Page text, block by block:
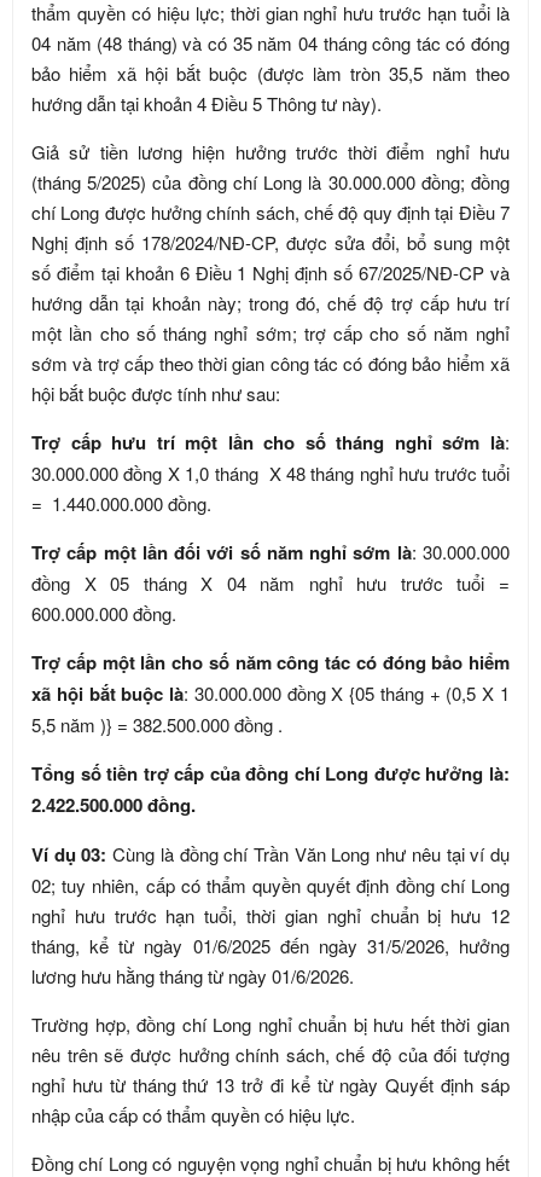
thẩm quyền có hiệu lực; thời gian nghỉ hưu trước hạn tuổi là
04 năm (48 tháng) và có 35 năm 04 tháng công tác có đóng
bảo hiểm xã hội bắt buộc (được làm tròn 35,5 năm theo
hướng dẫn tại khoản 4 Điều 5 Thông tư này).
Giả sử tiền lương hiện hưởng trước thời điểm nghỉ hưu
(tháng 5/2025) của đồng chí Long là 30.000.000 đồng; đồng
chí Long được hưởng chính sách, chế độ quy định tại Điều 7
Nghị định số 178/2024/NĐ-CP, được sửa đổi, bổ sung một
số điểm tại khoản 6 Điều 1 Nghị định số 67/2025/NĐ-CP và
hướng dẫn tại khoản này; trong đó, chế độ trợ cấp hưu trí
một lần cho số tháng nghỉ sớm; trợ cấp cho số năm nghỉ
sớm và trợ cấp theo thời gian công tác có đóng bảo hiểm xã
hội bắt buộc được tính như sau:
Trợ cấp hưu trí một lần cho số tháng nghỉ sớm là:
30.000.000 đồng X 1,0 tháng X 48 tháng nghỉ hưu trước tuổi
= 1.440.000.000 đồng.
Trợ cấp một lần đối với số năm nghỉ sớm là: 30.000.000
đồng X 05 tháng X 04 năm nghỉ hưu trước tuổi =
600.000.000 đồng.
Trợ cấp một lần cho số năm công tác có đóng bảo hiểm
xã hội bắt buộc là: 30.000.000 đồng X {05 tháng + (0,5 X 1
5,5 năm )} = 382.500.000 đồng .
Tổng số tiền trợ cấp của đồng chí Long được hưởng là:
2.422.500.000 đồng.
Ví dụ 03: Cùng là đồng chí Trần Văn Long như nêu tại ví dụ
02; tuy nhiên, cấp có thẩm quyền quyết định đồng chí Long
nghỉ hưu trước hạn tuổi, thời gian nghỉ chuẩn bị hưu 12
tháng, kể từ ngày 01/6/2025 đến ngày 31/5/2026, hưởng
lương hưu hằng tháng từ ngày 01/6/2026.
Trường hợp, đồng chí Long nghỉ chuẩn bị hưu hết thời gian
nêu trên sẽ được hưởng chính sách, chế độ của đối tượng
nghỉ hưu từ tháng thứ 13 trở đi kể từ ngày Quyết định sáp
nhập của cấp có thẩm quyền có hiệu lực.
Đồng chí Long có nguyện vọng nghỉ chuẩn bị hưu không hết